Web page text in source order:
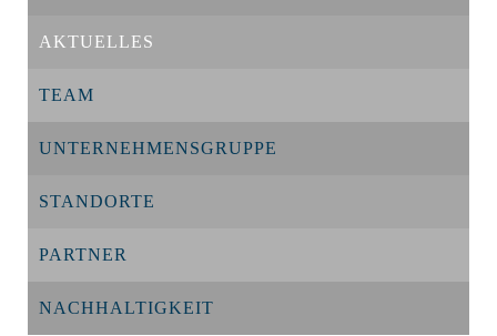
AKTUELLES
TEAM
UNTERNEHMENSGRUPPE
STANDORTE
PARTNER
NACHHALTIGKEIT